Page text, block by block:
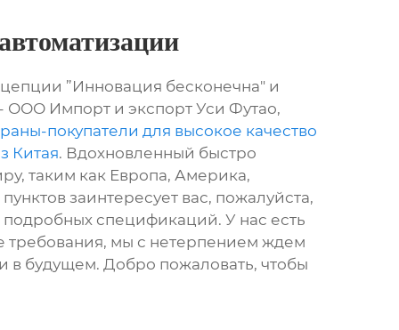
”Инновация бесконечна" и
Импорт и экспорт Уси Футао,
покупатели для высокое качество
Китая. Вдохновленный быстро
таким как Европа, Америка,
заинтересует вас, пожалуйста,
спецификаций. У нас есть
требования, мы с нетерпением ждем
в будущем. Добро пожаловать, чтобы